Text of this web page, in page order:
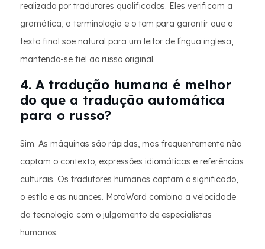
realizado por tradutores qualificados. Eles verificam a
gramática, a terminologia e o tom para garantir que o
texto final soe natural para um leitor de língua inglesa,
mantendo-se fiel ao russo original.
4. A tradução humana é melhor
do que a tradução automática
para o russo?
Sim. As máquinas são rápidas, mas frequentemente não
captam o contexto, expressões idiomáticas e referências
culturais. Os tradutores humanos captam o significado,
o estilo e as nuances. MotaWord combina a velocidade
da tecnologia com o julgamento de especialistas
humanos.